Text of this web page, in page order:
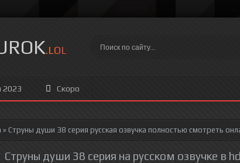
.LOL
2023 Скоро
» Струны души 38 серия русская озвучка полностью смотреть
Струны души 38 серия на русском озвучке в